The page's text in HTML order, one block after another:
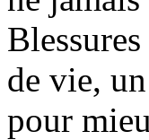
de vie,
pour